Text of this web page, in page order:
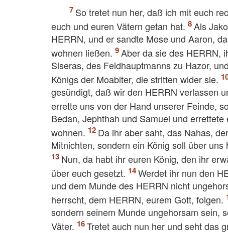
So tretet nun her, daß ich mit euch
euch und euren Vätern getan hat.
Als
HERRN, und er sandte Mose und Aaron,
wohnen ließen.
Aber da sie des HERRN,
Siseras, des Feldhauptmanns zu Hazor,
Königs der Moabiter, die stritten wider sie.
gesündigt, daß wir den HERRN verlassen
errette uns von der Hand unserer Feinde,
Bedan, Jephthah und Samuel und
wohnen.
Da ihr aber saht, das Nahas,
Mitnichten, sondern ein König soll über
Nun, da habt ihr euren König, den ihr
über euch gesetzt.
Werdet ihr nun den
und dem Munde des HERRN nicht
herrscht, dem HERRN, eurem Gott, folgen.
sondern seinem Munde ungehorsam sein,
Väter.
Tretet auch nun her und seht das